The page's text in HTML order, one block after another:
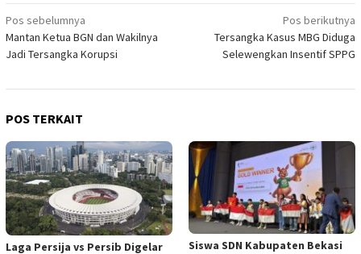
Navigasi
pos
Pos sebelumnya
Mantan Ketua BGN dan Wakilnya
Jadi Tersangka Korupsi
Pos berikutnya
Tersangka Kasus MBG Diduga
Selewengkan Insentif SPPG
POS TERKAIT
Laga Persija vs Persib Digelar
Siswa SDN Kabupaten Bekasi